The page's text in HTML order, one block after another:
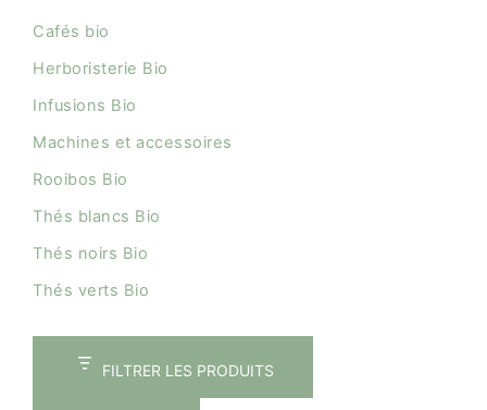
Cafés bio
Herboristerie Bio
Infusions Bio
Machines et accessoires
Rooibos Bio
Thés blancs Bio
Thés noirs Bio
Thés verts Bio
FILTRER LES PRODUITS